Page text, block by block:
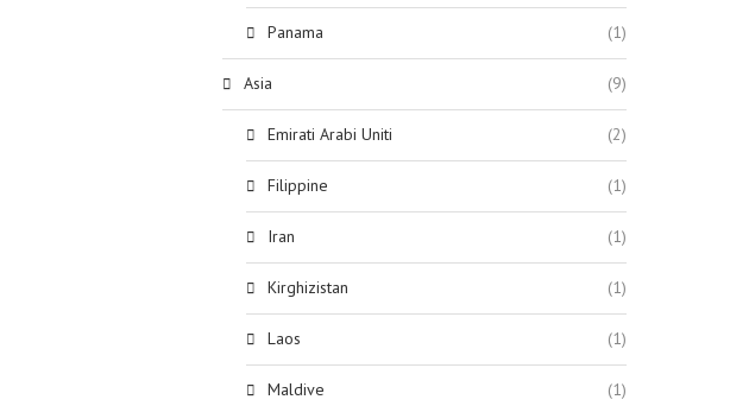
Panama (1)
Asia (9)
Emirati Arabi Uniti (2)
Filippine (1)
Iran (1)
Kirghizistan (1)
Laos (1)
Maldive (1)